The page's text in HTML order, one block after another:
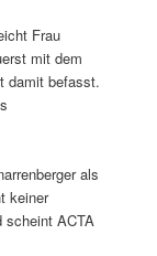
Frau
mit dem
damit befasst.
als
keiner
scheint ACTA